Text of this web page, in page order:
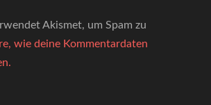
Akismet, um Spam zu
wie deine Kommentardaten